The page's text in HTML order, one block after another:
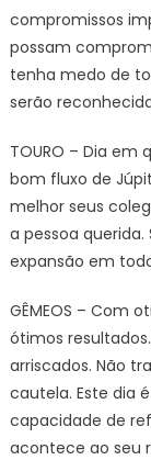
compromissos
possam
tenha medo de
serão
TOURO – Dia em
bom fluxo de
melhor seus
a pessoa
expansão em
GÊMEOS – Com
ótimos
arriscados. Não
cautela. Este dia
capacidade de
acontece ao seu